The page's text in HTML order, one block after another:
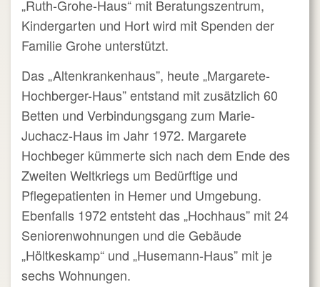
„Ruth-Grohe-Haus“ mit Beratungszentrum,
Kindergarten und Hort wird mit Spenden der
Familie Grohe unterstützt.
Das „Altenkrankenhaus”, heute „Margarete-
Hochberger-Haus” entstand mit zusätzlich 60
Betten und Verbindungsgang zum Marie-
Juchacz-Haus im Jahr 1972. Margarete
Hochbeger kümmerte sich nach dem Ende des
Zweiten Weltkriegs um Bedürftige und
Pflegepatienten in Hemer und Umgebung.
Ebenfalls 1972 entsteht das „Hochhaus” mit 24
Seniorenwohnungen und die Gebäude
„Höltkeskamp“ und „Husemann-Haus” mit je
sechs Wohnungen.